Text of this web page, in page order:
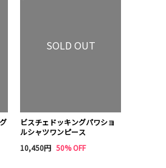
SOLD OUT
ビスチェドッキングパワショ
ルシャツワンピース
10,450円 50% OFF